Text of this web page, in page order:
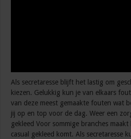
Als secretaresse blijft het lastig om
kiezen. Gelukkig kun je van elkaars
van deze meest gemaakte fouten wat
jij op en top voor de dag. Weer een
gekleed Voor sommige branches
casual gekleed komt. Als secretaresse